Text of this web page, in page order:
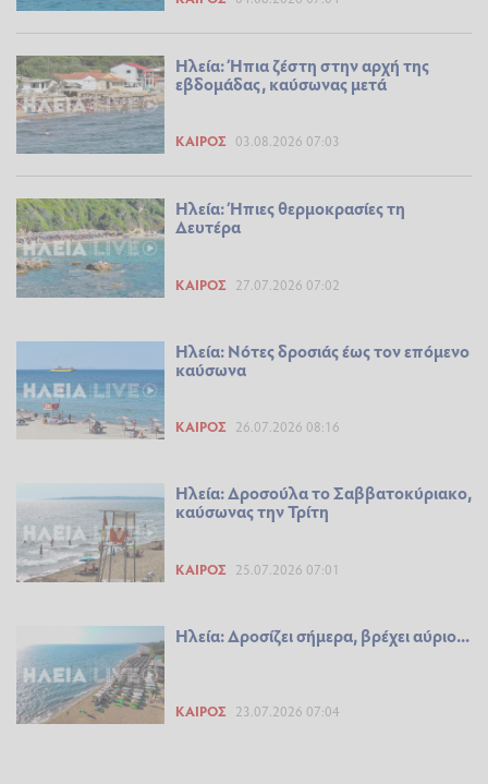
Ηλεία: Ήπια ζέστη στην αρχή της
εβδομάδας, καύσωνας μετά
ΚΑΙΡΌΣ 03.08.2026 07:03
Ηλεία: Ήπιες θερμοκρασίες τη
Δευτέρα
ΚΑΙΡΌΣ 27.07.2026 07:02
Ηλεία: Νότες δροσιάς έως τον επόμενο
καύσωνα
ΚΑΙΡΌΣ 26.07.2026 08:16
Ηλεία: Δροσούλα το Σαββατοκύριακο,
καύσωνας την Τρίτη
ΚΑΙΡΌΣ 25.07.2026 07:01
Ηλεία: Δροσίζει σήμερα, βρέχει αύριο...
ΚΑΙΡΌΣ 23.07.2026 07:04